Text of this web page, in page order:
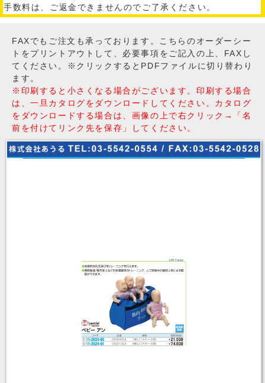
手数料は、ご返金できませんのでご了承ください。
FAXでもご注文も承っております。こちらのオーダーシー
トをプリントアウトして、必要事項をご記入の上、FAXし
てください。※クリックするとPDFファイルに切り替わり
ます。
※印刷すると小さくなる場合がございます。印刷する場合
は、一旦カタログをダウンロードしてください。カタログ
をダウンロードする場合は、画像の上で右クリック→「名
前を付けてリンク先を保存」してください。